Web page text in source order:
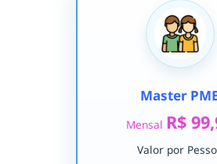
Master
Mensal R$
Valor por